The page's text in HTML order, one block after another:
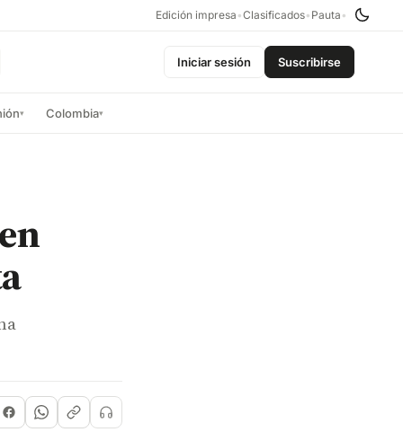
Edición impresa •Clasificados• Pauta •
Iniciar sesión Suscribirse
▾ Colombia▾